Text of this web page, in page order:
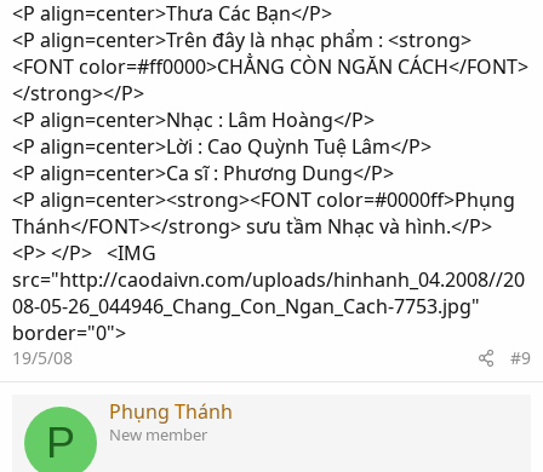
<P align=center>Thưa Các Bạn</P>
<P align=center>Trên đây là nhạc phẩm : <strong>
<FONT color=#ff0000>CHẲNG CÒN NGĂN CÁCH</FONT>
</strong></P>
<P align=center>Nhạc : Lâm Hoàng</P>
<P align=center>Lời : Cao Quỳnh Tuệ Lâm</P>
<P align=center>Ca sĩ : Phương Dung</P>
<P align=center><strong><FONT color=#0000ff>Phụng
Thánh</FONT></strong> sưu tầm Nhạc và hình.</P>
<P> </P> <IMG
src="http://caodaivn.com/uploads/hinhanh_04.2008//20
08-05-26_044946_Chang_Con_Ngan_Cach-7753.jpg"
border="0">
19/5/08 #9
P
Phụng Thánh
New member